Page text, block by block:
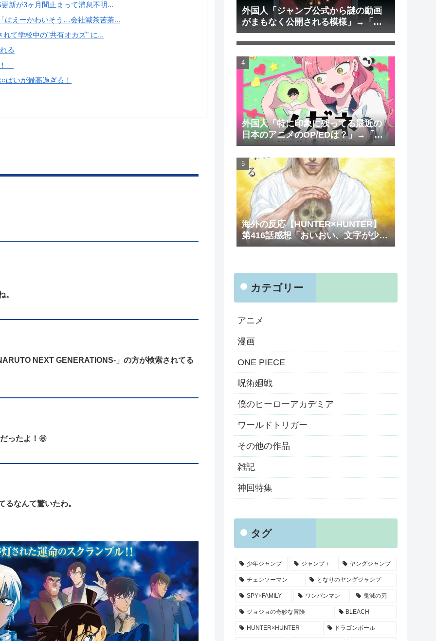
新が3ヶ月間止まって消息不明...
はえーかわいそう…会社滅茶苦茶...
て学校中の”共有オカズ” に...
る
」
ぱいが最高過ぎる！
。
NEXT GENERATIONS-」の方が検索されてる
ったよ！ 😁
なんて驚いたわ。
外国人「ジャンプ公式から謎の動画
がまもなく公開される模様」→「ま
さか本当にくるのか？！」（海外の
反応）
外国人「日本のアニメを見て初めて
泣いた作品は？」→「2000年代の3大
泣けるアニメ」（海外の反応）
外国人「特に印象に残ってる最近の
日本のアニメのOP/EDは？」→「一
回も飛ばしたことないわ」（海外の
反応）
海外の反応【HUNTER×HUNTER】
第416話感想「おいおい、文字が少な
くてスッキリ読めるぞ！！」
カテゴリー
アニメ
漫画
ONE PIECE
呪術廻戦
僕のヒーローアカデミア
ワールドトリガー
その他の作品
雑記
神回特集
タグ
少年ジャンプ ジャンプ＋ ヤングジャンプ
チェンソーマン となりのヤングジャンプ
SPY×FAMILY ワンパンマン 鬼滅の刃
ジョジョの奇妙な冒険 BLEACH
HUNTER×HUNTER ドラゴンボール